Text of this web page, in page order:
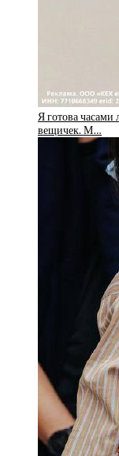
Я готова
вещичек. М…